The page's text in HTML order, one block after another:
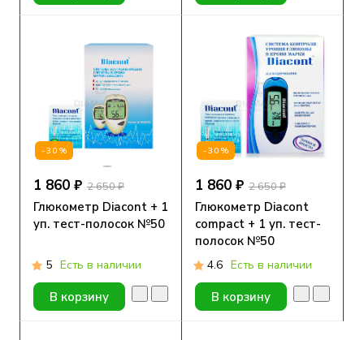
-30%
1 860 ₽ 2 650 ₽
Глюкометр Diacont + 1
уп. тест-полосок №50
5 Есть в наличии
В корзину
-30%
1 860 ₽ 2 650 ₽
Глюкометр Diacont
compact + 1 уп. тест-
полосок №50
4.6 Есть в наличии
В корзину